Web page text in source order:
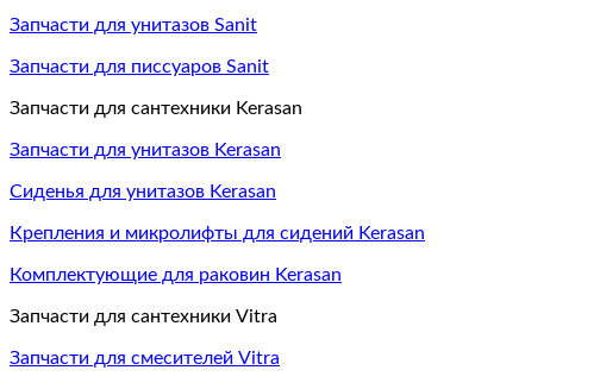
Запчасти для унитазов Sanit
Запчасти для писсуаров Sanit
Запчасти для сантехники Kerasan
Запчасти для унитазов Kerasan
Сиденья для унитазов Kerasan
Крепления и микролифты для сидений Kerasan
Комплектующие для раковин Kerasan
Запчасти для сантехники Vitra
Запчасти для смесителей Vitra